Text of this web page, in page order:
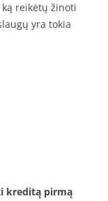
reikėtų žinoti
yra tokia
kreditą pirmą